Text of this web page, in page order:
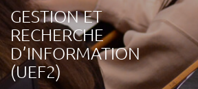
GESTION ET
RECHERCHE
D’INFORMATION
(UEF2)